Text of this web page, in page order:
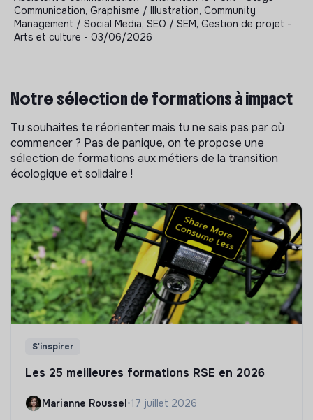
Communication, Graphisme / Illustration, Community
Management / Social Media, SEO / SEM, Gestion de projet -
Arts et culture - 03/06/2026
Notre sélection de formations à impact
Tu souhaites te réorienter mais tu ne sais pas par où
commencer ? Pas de panique, on te propose une
sélection de formations aux métiers de la transition
écologique et solidaire !
S'inspirer
Les 25 meilleures formations RSE en 2026
Marianne Roussel•17 juillet 2026